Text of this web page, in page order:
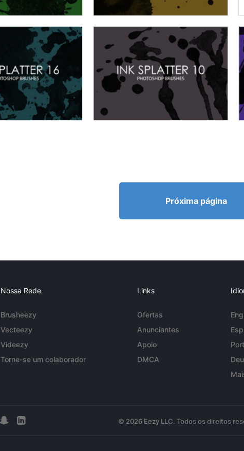
Próxima página
Nossa Rede
Brusheezy
Vecteezy
Videezy
Torne-se um colaborador
Links
Ofertas
Anunciantes
Apoio
DMCA
© 2026 Eezy LLC. Todos os direitos